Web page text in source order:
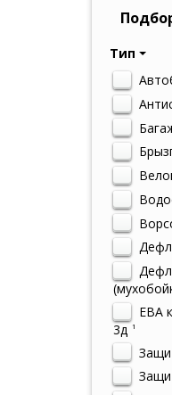
Тип
ЕВА
3д
1